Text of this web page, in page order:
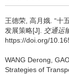
王德荣 高月娥 “十
发展策略[J]. 交通运
https://doi.org/
WANG Derong
Strategies of